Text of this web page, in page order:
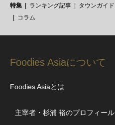
特集
ランキング記事 タウンガイド
コラム
Foodies Asiaについて
Foodies Asiaとは
主宰者・杉浦 裕のプロフィール